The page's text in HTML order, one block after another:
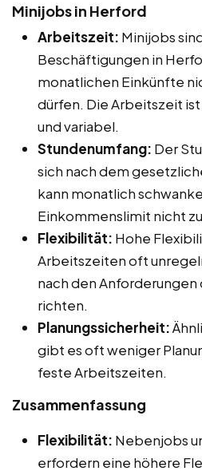
Minijobs in Herford
Arbeitszeit: Minijobs
Beschäftigungen in
monatlichen Einkünfte
dürfen. Die Arbeitszeit
und variabel.
Stundenumfang: Der
sich nach dem
kann monatlich
Einkommenslimit nicht
Flexibilität: Hohe
Arbeitszeiten oft
nach den
richten.
Planungssicherheit:
gibt es oft weniger
feste Arbeitszeiten.
Zusammenfassung
Flexibilität: Nebenjobs
erfordern eine höhere